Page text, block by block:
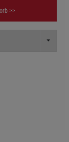
>>
Toggle